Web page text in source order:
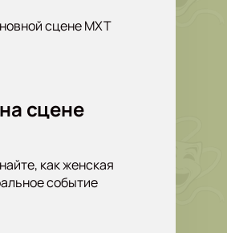
сцене МХТ
сцене
как женская
событие